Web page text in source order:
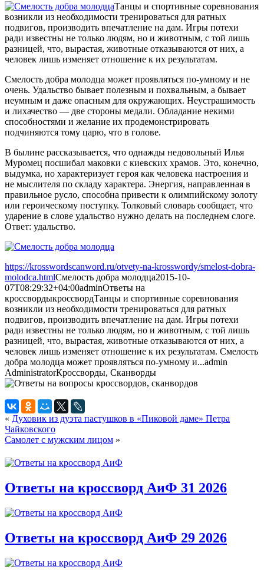
Танцы и спортивные соревнования
возникли из необходимости тренироваться для ратных
подвигов, производить впечатление на дам. Игры потехи
ради известны не только людям, но и животным, с той лишь
разницей, что, вырастая, животные отказываются от них, а
человек лишь изменяет отношение к их результатам.
Смелость добра молодца может проявляться по-умному и не
очень. Удальство бывает полезным и похвальным, а бывает
неумным и даже опасным для окружающих. Неустрашимость
и лихачество — две стороны медали. Обладание некими
способностями и желание их продемонстрировать
подчиняются тому царю, что в голове.
В былине рассказывается, что однажды недовольный Илья
Муромец посшибал маковки с киевских храмов. Это, конечно,
выдумка, но характеризует героя как человека настроения и
не мыслителя по складу характера. Энергия, направленная в
правильное русло, способна привести к олимпийскому золоту
или героическому поступку. Толковый словарь сообщает, что
ударение в слове удальство нужно делать на последнем слоге.
Ответ: удальство.
https://krosswordscanword.ru/otvety-na-krosswordy/smelost-dobra-
molodca.htmlСмелость добра молодца2015-10-
07T08:29:32+04:00adminОтветы на
кроссвордыкроссвордТанцы и спортивные соревнования
возникли из необходимости тренироваться для ратных
подвигов, производить впечатление на дам. Игры потехи
ради известны не только людям, но и животным, с той лишь
разницей, что, вырастая, животные отказываются от них, а
человек лишь изменяет отношение к их результатам. Смелость
добра молодца может проявляться по-умному и...admin
AdministratorКроссворды, Сканворды
« Духовик из дуэта пастушков в «Пиковой даме» Петра
Чайковского
Самолет с мужским лицом »
Ответы на кроссворд АиФ 31 2026
Ответы на кроссворд АиФ 29 2026